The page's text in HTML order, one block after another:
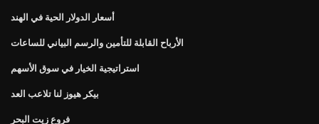
أسعار الدولار الحية في الهند
الأرباح القابلة للتأمين والرسم البياني للساعات
استراتيجية الخيار في سوق الأسهم
بيكر هيوز لنا تلاعب العد
فروع زيت البحر